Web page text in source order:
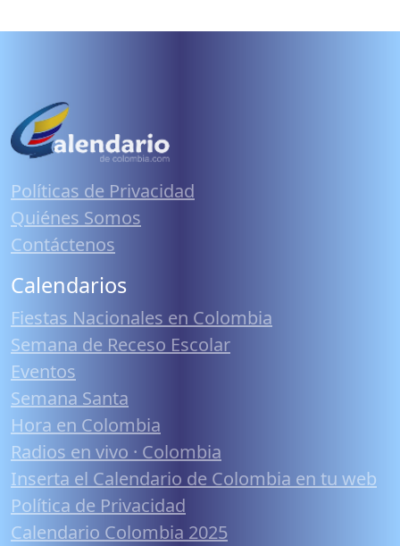
Políticas de Privacidad
Quiénes Somos
Contáctenos
Calendarios
Fiestas Nacionales en Colombia
Semana de Receso Escolar
Eventos
Semana Santa
Hora en Colombia
Radios en vivo · Colombia
Inserta el Calendario de Colombia en tu web
Política de Privacidad
Calendario Colombia 2025